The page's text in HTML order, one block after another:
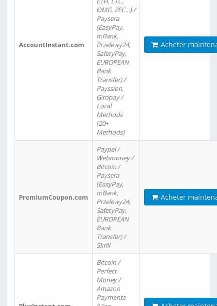
AccountInstant.com
OMG, ZEC…) /
Paysera
(EasyPay,
mBank,
Przelewy24,
SafetyPay,
EUROPEAN
Bank
Transfer) /
Payssion,
Giropay /
Local
Methods
(20+
Methods)
Acheter
PremiumCoupon.com
Paypal /
Webmoney /
Bitcoin /
Paysera
(EasyPay,
mBank,
Przelewy24,
SafetyPay,
EUROPEAN
Bank
Transfer) /
Skrill
Acheter
Bitcoin /
Perfect
Money /
Amazon
Payments